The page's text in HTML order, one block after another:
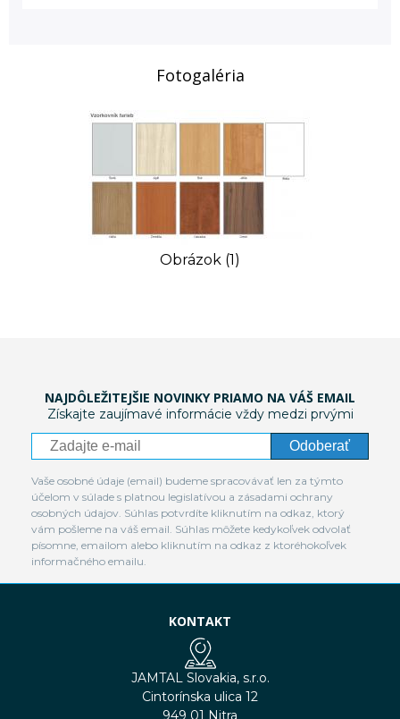
Fotogaléria
Obrázok (1)
NAJDÔLEŽITEJŠIE NOVINKY PRIAMO NA VÁŠ EMAIL
Získajte zaujímavé informácie vždy medzi prvými
Odoberať
Vaše osobné údaje (email) budeme spracovávať len za týmto
účelom v súlade s platnou legislatívou a zásadami ochrany
osobných údajov. Súhlas potvrdíte kliknutím na odkaz, ktorý
vám pošleme na váš email. Súhlas môžete kedykoľvek odvolať
písomne, emailom alebo kliknutím na odkaz z ktoréhokoľvek
informačného emailu.
KONTAKT
JAMTAL Slovakia, s.r.o.
Cintorínska ulica 12
949 01 Nitra